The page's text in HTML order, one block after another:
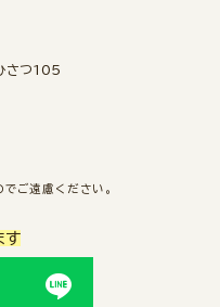
さつ105
ご遠慮ください。
す